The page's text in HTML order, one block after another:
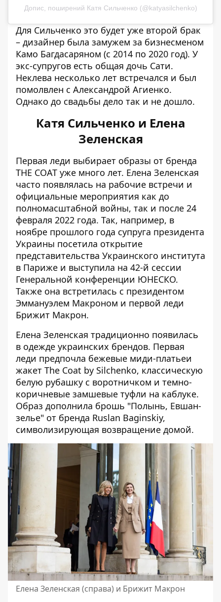
Допис, поширений Катя Сильченко (@katyasilchenko)
Для Сильченко это будет уже второй брак
– дизайнер была замужем за бизнесменом
Камо Багдасаряном (с 2014 по 2020 год). У
экс-супругов есть общая дочь Сати.
Неклева несколько лет встречался и был
помолвлен с Александрой Агиенко.
Однако до свадьбы дело так и не дошло.
Катя Сильченко и Елена
Зеленская
Первая леди выбирает образы от бренда
THE COAT уже много лет. Елена Зеленская
часто появлялась на рабочие встречи и
официальные мероприятия как до
полномасштабной войны, так и после 24
февраля 2022 года. Так, например, в
ноябре прошлого года супруга президента
Украины посетила открытие
представительства Украинского института
в Париже и выступила на 42-й сессии
Генеральной конференции ЮНЕСКО.
Также она встретилась с президентом
Эммануэлем Макроном и первой леди
Брижит Макрон.
Елена Зеленская традиционно появилась
в одежде украинских брендов. Первая
леди предпочла бежевые миди-платьеи
жакет The Coat by Silchenko, классическую
белую рубашку с воротничком и темно-
коричневые замшевые туфли на каблуке.
Образ дополнила брошь "Полынь, Евшан-
зелье" от бренда Ruslan Baginskiy,
символизирующая возвращение домой.
Елена Зеленская (справа) и Брижит Макрон